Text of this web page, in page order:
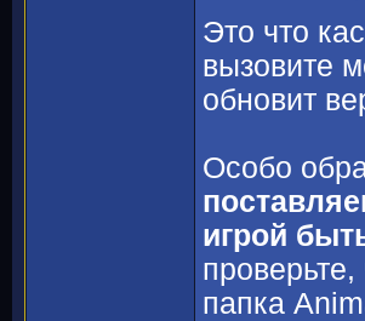
Это что
вызовите
обновит
Особо
игрой
папка